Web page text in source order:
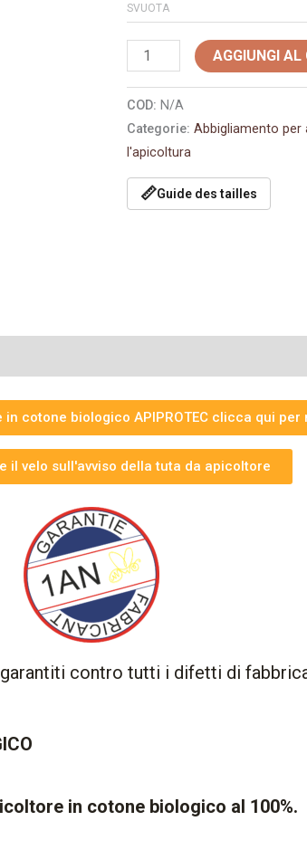
SVUOTA
AGGIUNGI AL
COD: N/A
Categorie:Abbigliamento per
l'apicoltura
📏Guide des tailles
cotone biologico APIPROTEC clicca qui
il velo sull'avviso della tuta da apicoltore
contro tutti i difetti di
in cotone biologico al 100%.